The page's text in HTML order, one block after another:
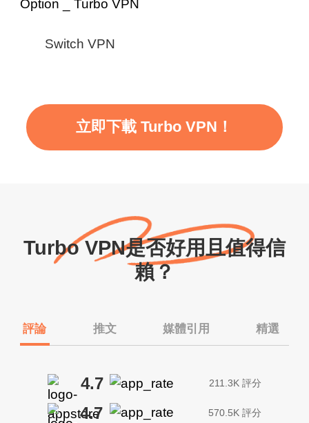
Switch VPN
立即下載 Turbo VPN！
Turbo VPN是否好用且值得信
賴？
評論 推文 媒體引用 精選
4.7 211.3K 評分
4.7 570.5K 評分